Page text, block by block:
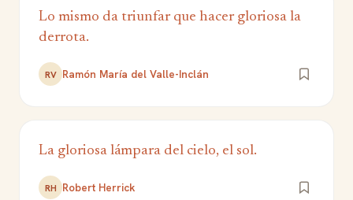
Lo mismo da triunfar que hacer gloriosa la
derrota.
RV Ramón María del Valle-Inclán
La gloriosa lámpara del cielo, el sol.
RH Robert Herrick